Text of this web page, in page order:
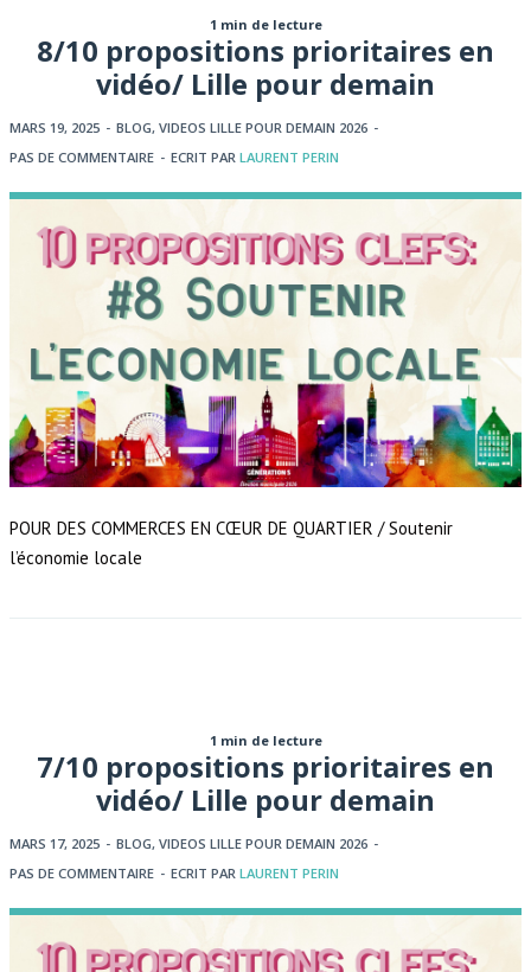
1 min de lecture
8/10 propositions prioritaires en
vidéo/ Lille pour demain
MARS 19, 2025 - BLOG, VIDEOS LILLE POUR DEMAIN 2026 -
PAS DE COMMENTAIRE - ECRIT PAR LAURENT PERIN
POUR DES COMMERCES EN CŒUR DE QUARTIER / Soutenir
l’économie locale
1 min de lecture
7/10 propositions prioritaires en
vidéo/ Lille pour demain
MARS 17, 2025 - BLOG, VIDEOS LILLE POUR DEMAIN 2026 -
PAS DE COMMENTAIRE - ECRIT PAR LAURENT PERIN